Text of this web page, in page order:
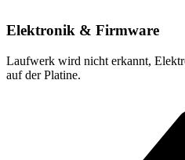
Elektronik & Firmware
Laufwerk wird nicht erkannt,
auf der Platine.